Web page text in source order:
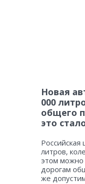
Новая
000
общего
это
Российская
литров,
этом можно
дорогам
же